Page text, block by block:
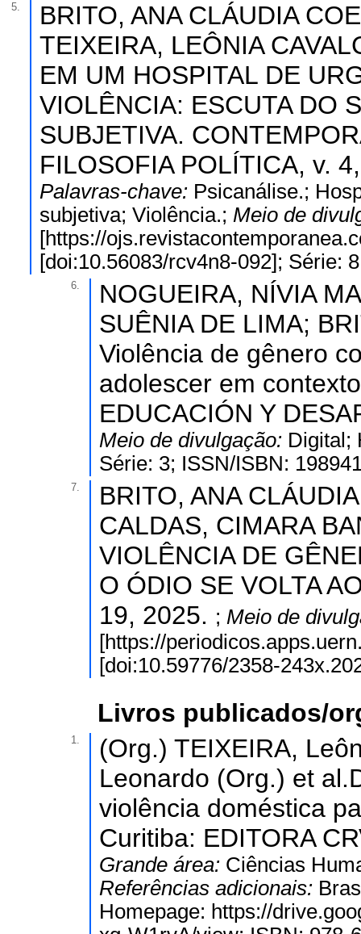
5.
BRITO, ANA CLÁUDIA
TEIXEIRA, LEÔNIA
EM UM HOSPITAL DE
VIOLÊNCIA: ESCUTA DO
SUBJETIVA.
FILOSOFIA POLÍTICA, v.
Palavras-chave: Psicanálise.;
subjetiva; Violência.; Meio de
[https://
[doi:10.56083/rcv4n8-092]; Série:
6.
NOGUEIRA, NÍVIA
SUÊNIA DE LIMA;
Violência de gênero
adolescer em
EDUCACIÓN Y
Meio de divulgação: Digital;
Série: 3; ISSN/ISBN:
7.
BRITO, ANA
CALDAS, CIMARA
VIOLÊNCIA DE
O ÓDIO SE VOLTA
19, 2025. ; Meio de
[https://
[doi:10.59776/2358-
Livros publicados/
1.
(Org.) TEIXEIRA,
Leonardo (Org.) et
violência doméstica
Curitiba: EDITORA
Grande área: Ciências
Referências adicionais:
Homepage: https://